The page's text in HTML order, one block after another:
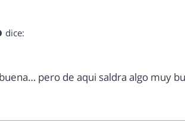
dice:
pero de aqui saldra algo muy